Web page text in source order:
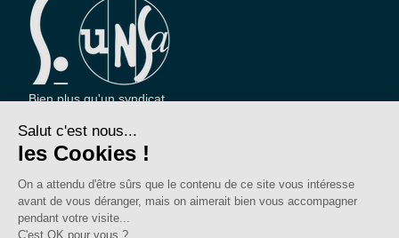
Bien plus qu'un syndicat
Nous connaître
Qui sommes-nous ?
Nos sections locales
Partenariats et relations
Pour vous